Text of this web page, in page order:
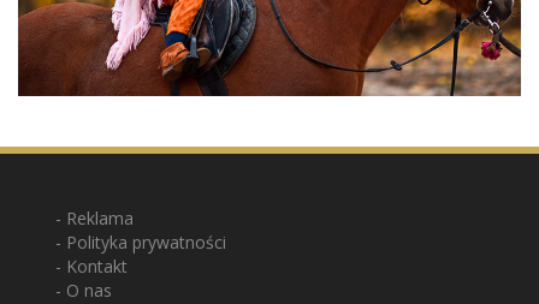
Reklama
Polityka prywatności
Kontakt
O nas